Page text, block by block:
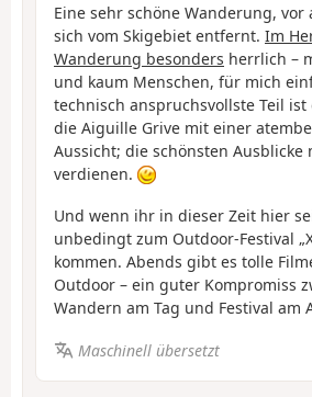
Eine sehr schöne Wanderung, vor
sich vom Skigebiet entfernt. Im
Wanderung besonders herrlich –
und kaum Menschen, für mich
technisch anspruchsvollste Teil
die Aiguille Grive mit einer
Aussicht; die schönsten Ausblicke
verdienen.
Und wenn ihr in dieser Zeit hier
unbedingt zum Outdoor-Festival
kommen. Abends gibt es tolle
Outdoor – ein guter Kompromiss
Wandern am Tag und Festival am
Maschinell übersetzt